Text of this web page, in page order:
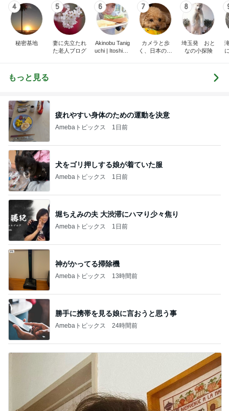
4
秘密基地
5
妻に先立たれ
た老人ブログ
6
Akinobu Tanig
uchi | Itoshima
7
カメラと歩
く、日本の風
8
埼玉発 おと
なの小探険
もっと見る
疲れやすい身体のための運動を決意
Amebaトピックス 1日前
犬をゴリ押しする娘が着ていた服
Amebaトピックス 1日前
堀ちえみの夫 大渋滞にハマり少々焦り
Amebaトピックス 1日前
神がかってる掃除機
Amebaトピックス 13時間前
勝手に携帯を見る娘に言おうと思う事
Amebaトピックス 24時間前